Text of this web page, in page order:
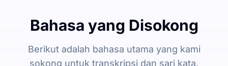
Bahasa yang Disokong
Berikut adalah bahasa utama yang kami
sokong untuk transkripsi dan sari kata.